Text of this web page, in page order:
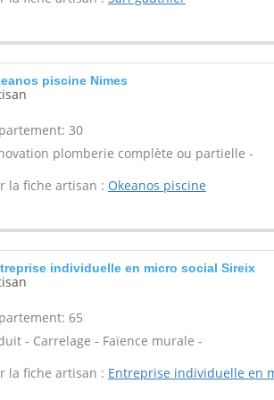
piscine Nimes
30
plomberie complète ou partielle -
la fiche artisan : Okeanos piscine
individuelle en micro social Sireix
65
- Carrelage - Faïence murale -
la fiche artisan : Entreprise individuelle en